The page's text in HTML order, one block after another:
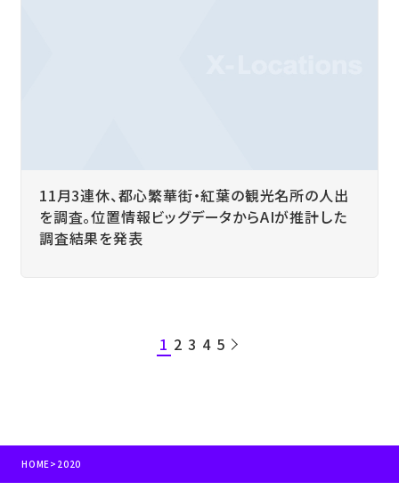
11月3連休、都心繁華街・紅葉の観光名所の人出
を調査。位置情報ビッグデータからAIが推計した
調査結果を発表
1 2 3 4 5
HOME> 2020